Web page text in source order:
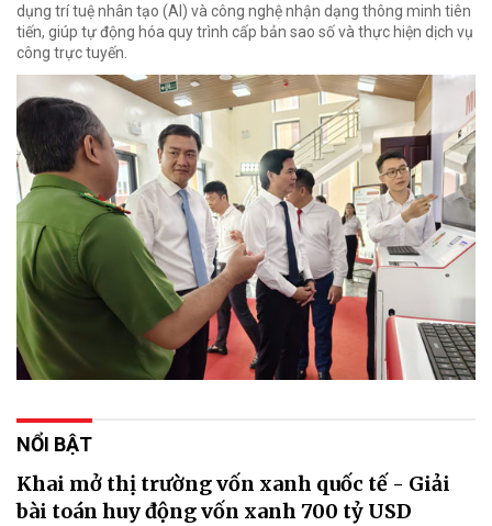
dụng trí tuệ nhân tạo (AI) và công nghệ nhận dạng thông minh tiên
tiến, giúp tự động hóa quy trình cấp bản sao số và thực hiện dịch vụ
công trực tuyến.
NỔI BẬT
Khai mở thị trường vốn xanh quốc tế - Giải
bài toán huy động vốn xanh 700 tỷ USD